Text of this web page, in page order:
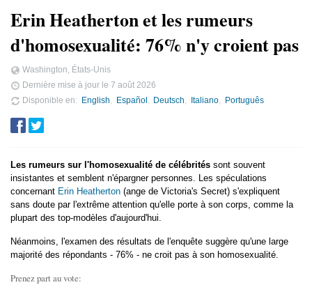
Erin Heatherton et les rumeurs
d'homosexualité: 76% n'y croient pas
Washington, États-Unis
Dernière mise à jour le 7 août 2026
Disponible en
English Español Deutsch Italiano Português
Les rumeurs sur l'homosexualité de célébrités sont souvent
insistantes et semblent n'épargner personnes. Les spéculations
concernant Erin Heatherton (ange de Victoria's Secret) s'expliquent
sans doute par l'extrême attention qu'elle porte à son corps, comme la
plupart des top-modèles d'aujourd'hui.
Néanmoins, l'examen des résultats de l'enquête suggère qu'une large
majorité des répondants - 76% - ne croit pas à son homosexualité.
Prenez part au vote: